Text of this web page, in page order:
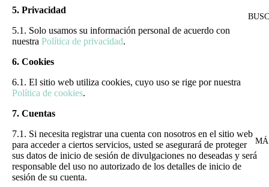
5. Privacidad
5.1. Solo usamos su información personal de acuerdo con
nuestra Política de privacidad.
6. Cookies
6.1. El sitio web utiliza cookies, cuyo uso se rige por nuestra
Política de cookies.
7. Cuentas
7.1. Si necesita registrar una cuenta con nosotros en el sitio web
para acceder a ciertos servicios, usted se asegurará de proteger
sus datos de inicio de sesión de divulgaciones no deseadas y será
responsable del uso no autorizado de los detalles de inicio de
sesión de su cuenta.